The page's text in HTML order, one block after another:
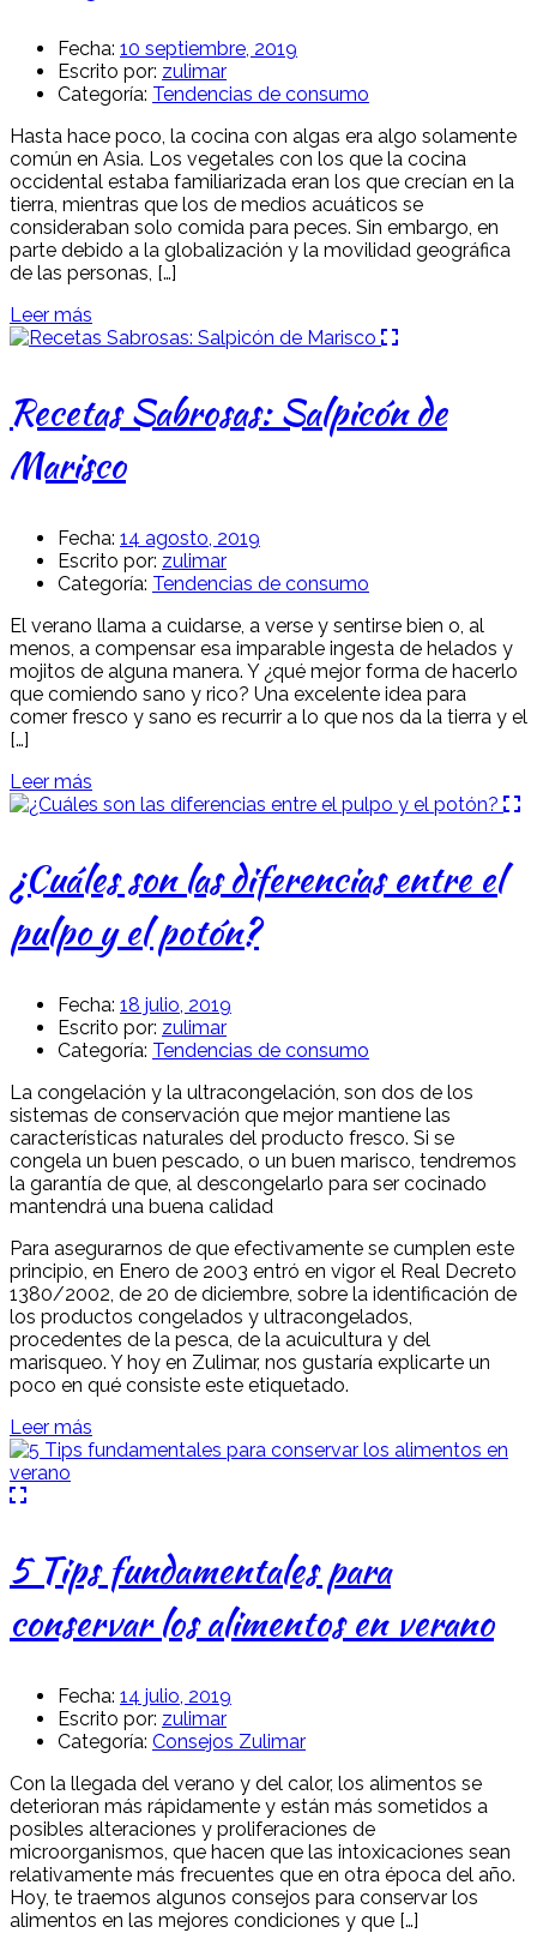
Fecha: 10 septiembre, 2019
Escrito por: zulimar
Categoría: Tendencias de consumo
Hasta hace poco, la cocina con algas era algo solamente
común en Asia. Los vegetales con los que la cocina
occidental estaba familiarizada eran los que crecían en la
tierra, mientras que los de medios acuáticos se
consideraban solo comida para peces. Sin embargo, en
parte debido a la globalización y la movilidad geográfica
de las personas, […]
Leer más
Recetas Sabrosas: Salpicón de
Marisco
Fecha: 14 agosto, 2019
Escrito por: zulimar
Categoría: Tendencias de consumo
El verano llama a cuidarse, a verse y sentirse bien o, al
menos, a compensar esa imparable ingesta de helados y
mojitos de alguna manera. Y ¿qué mejor forma de hacerlo
que comiendo sano y rico? Una excelente idea para
comer fresco y sano es recurrir a lo que nos da la tierra y el
[…]
Leer más
¿Cuáles son las diferencias entre el
pulpo y el potón?
Fecha: 18 julio, 2019
Escrito por: zulimar
Categoría: Tendencias de consumo
La congelación y la ultracongelación, son dos de los
sistemas de conservación que mejor mantiene las
características naturales del producto fresco. Si se
congela un buen pescado, o un buen marisco, tendremos
la garantía de que, al descongelarlo para ser cocinado
mantendrá una buena calidad
Para asegurarnos de que efectivamente se cumplen este
principio, en Enero de 2003 entró en vigor el Real Decreto
1380/2002, de 20 de diciembre, sobre la identificación de
los productos congelados y ultracongelados,
procedentes de la pesca, de la acuicultura y del
marisqueo. Y hoy en Zulimar, nos gustaría explicarte un
poco en qué consiste este etiquetado.
Leer más
5 Tips fundamentales para
conservar los alimentos en verano
Fecha: 14 julio, 2019
Escrito por: zulimar
Categoría: Consejos Zulimar
Con la llegada del verano y del calor, los alimentos se
deterioran más rápidamente y están más sometidos a
posibles alteraciones y proliferaciones de
microorganismos, que hacen que las intoxicaciones sean
relativamente más frecuentes que en otra época del año.
Hoy, te traemos algunos consejos para conservar los
alimentos en las mejores condiciones y que […]